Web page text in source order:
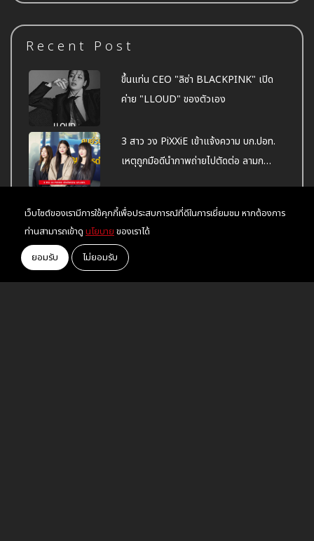
Recent Post
ขึ้นแท่น CEO "ลิซ่า BLACKPINK" เปิด
ค่าย "LLOUD" ของตัวเอง
3 สาว วง PiXXiE เข้าแจ้งความ บก.ปอท.
เหตุถูกมือดีนำภาพถ่ายไปตัดต่อ ลามก
HBO ออกมาประกาศ! ว่า "ลิซ่า" จะร่วม
แสดงในซีรีส์ The White Lotus ซีซั่น 3
อยู่ในระยะทำใจ "ไอซ์ พาริส" ยอมรับเลิก
แฟนลูกครึ่ง จบรัก 5 ปี
เว็บไซต์ของเรามีการใช้คุกกี้เพื่อประสบการณ์ที่ดีในการเยี่ยมชม หากต้องการ
ท่านสามารถเข้าดู นโยบายของเราได้
ยอมรับ
ไม่ยอมรับ